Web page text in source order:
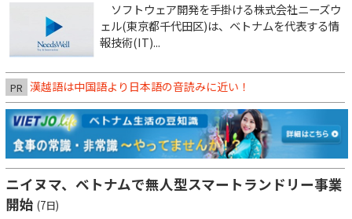
ソフトウェア開発を手掛ける株式会社ニーズウ
ェル(東京都千代田区)は、ベトナムを代表する情
報技術(IT)...
PR 漢越語は中国語より日本語の音読みに近い！
ニイヌマ、ベトナムで無人型スマートランドリー事業
開始 (7日)